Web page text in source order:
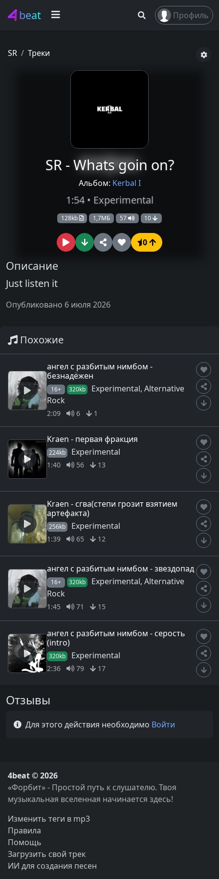
beat Профиль
SR Треки
SR - Whats goin on?
Альбом: Kerbal I
1:54 • Experimental
128kb 1,7МБ 57 10
0
Описание
Just listen it
Опубликовано 6 июля 2026
Похожие
ангел с разбитым нимбом -
безнадёжен
16+ 320kb
Experimental, Alternative
Rock
2:09 6 1
Kraen - первая фракция
224kb Experimental
1:40 56 13
Kraen - сгва(степи грозит взятием
артефакта)
256kb Experimental
1:39 65 12
ангел с разбитым нимбом - звездопад
16+ 320kb
Experimental, Alternative
Rock
1:45 71 15
ангел с разбитым нимбом - серость
(intro)
320kb Experimental
2:36 79 17
Отзывы
Для этого действия необходимо Войти
4beat © 2026
«Форбит» - Простой путь к слушателю. Твоя
музыкальная вселенная начинается здесь!
Изменить теги в mp3
Правила
Помощь
Загрузить свой трек
ИИ для создания песен